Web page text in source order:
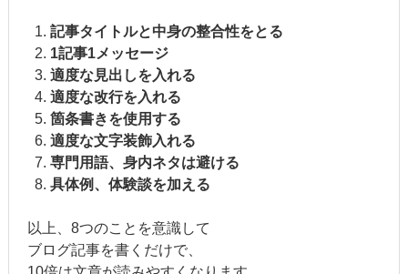
記事タイトルと中身の整合性をとる
1記事1メッセージ
適度な見出しを入れる
適度な改行を入れる
箇条書きを使用する
適度な文字装飾入れる
専門用語、身内ネタは避ける
具体例、体験談を加える
以上、8つのことを意識して
ブログ記事を書くだけで、